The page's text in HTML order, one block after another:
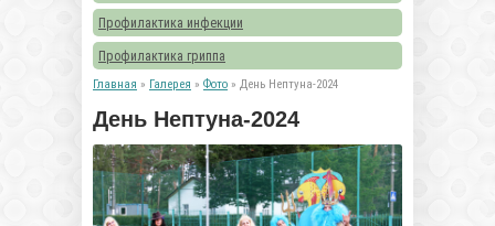
Профилактика инфекции
Профилактика гриппа
Главная » Галерея » Фото » День Нептуна-2024
День Нептуна-2024